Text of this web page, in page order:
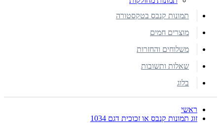
תמונות קנבס בטקסטורה
מוצרים חמים
משלוחים והחזרות
שאלות ותשובות
בלוג
ראשי
זוג תמונות קנבס או זכוכית דגם 1034